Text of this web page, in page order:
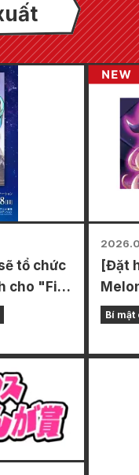
tổ chức
cho "Fist
[Đặt
hàng
hạn
hình
Bí mật